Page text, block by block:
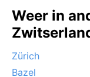
Weer in
Zürich
Bazel